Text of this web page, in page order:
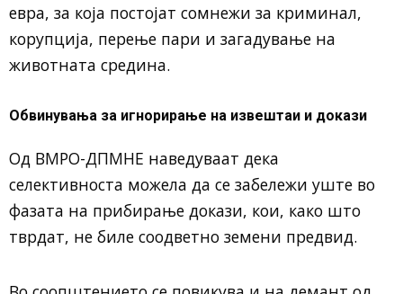
евра, за која постојат сомнежи за криминал,
корупција, перење пари и загадување на
животната средина.
Обвинувања за игнорирање на извештаи и докази
Од ВМРО-ДПМНЕ наведуваат дека
селективноста можела да се забележи уште во
фазата на прибирање докази, кои, како што
тврдат, не биле соодветно земени предвид.